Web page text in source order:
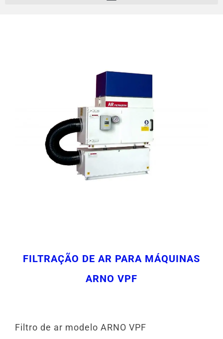
FILTRAÇÃO DE AR PARA MÁQUINAS
ARNO VPF
Filtro de ar modelo ARNO VPF